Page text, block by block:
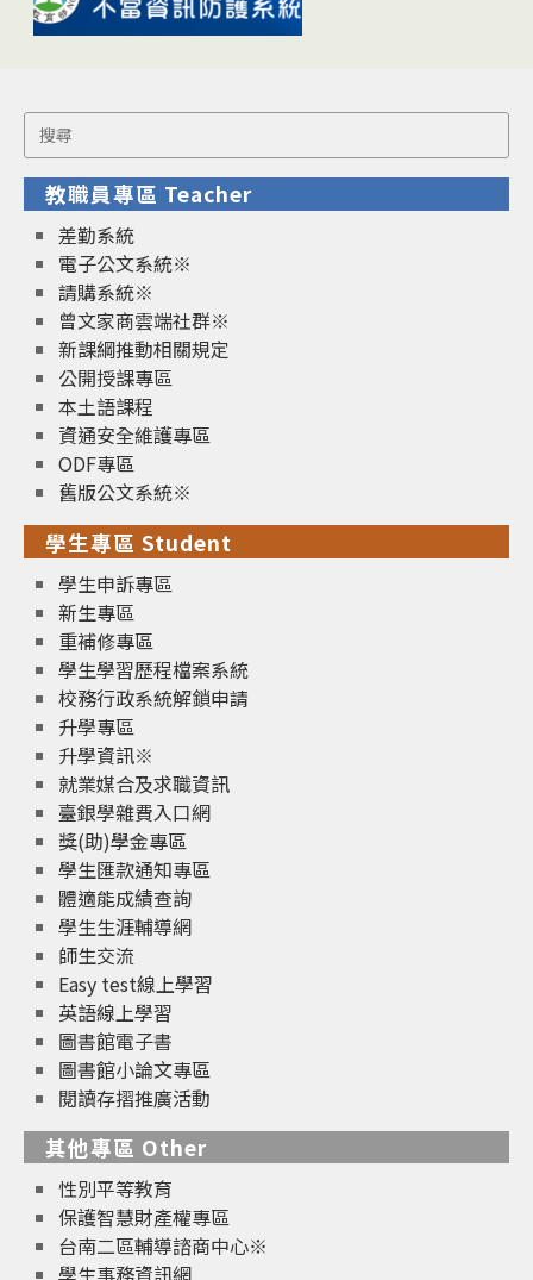
Search
for:
教職員專區 Teacher
差勤系統
電子公文系統※
請購系統※
曾文家商雲端社群※
新課綱推動相關規定
公開授課專區
本土語課程
資通安全維護專區
ODF專區
舊版公文系統※
學生專區 Student
學生申訴專區
新生專區
重補修專區
學生學習歷程檔案系統
校務行政系統解鎖申請
升學專區
升學資訊※
就業媒合及求職資訊
臺銀學雜費入口網
獎(助)學金專區
學生匯款通知專區
體適能成績查詢
學生生涯輔導網
師生交流
Easy test線上學習
英語線上學習
圖書館電子書
圖書館小論文專區
閱讀存摺推廣活動
其他專區 Other
性別平等教育
保護智慧財產權專區
台南二區輔導諮商中心※
學生事務資訊網